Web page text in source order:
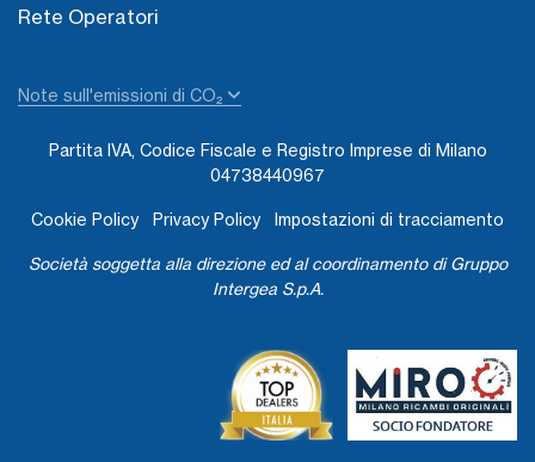
Rete Operatori
Note sull'emissioni di CO₂
Partita IVA, Codice Fiscale e Registro Imprese di Milano
04738440967
Cookie Policy Privacy Policy Impostazioni di tracciamento
Società soggetta alla direzione ed al coordinamento di Gruppo
Intergea S.p.A.